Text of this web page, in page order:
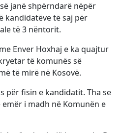
janë shpërndarë nëpër
kandidatëve të saj për
të 3 nëntorit.
Enver Hoxhaj e ka quajtur
të komunës së
të mirë në Kosovë.
për fisin e kandidatit. Tha se
i madh në Komunën e